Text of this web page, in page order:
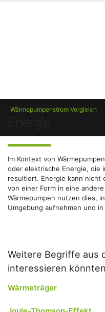
Wärmepumpenstrom Vergleich
Im Kontext von
oder elektrische Energie, die
resultiert. Energie kann
von einer Form in eine
Wärmepumpen nutzen dies,
Umgebung aufnehmen und
Weitere Begriffe aus
interessieren könnten
Wärmeträger